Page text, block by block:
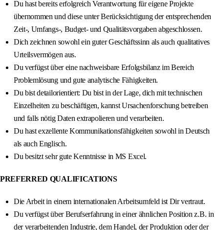
Du hast bereits erfolgreich Verantwortung für eigene Projekte
übernommen und diese unter Berücksichtigung der entsprechenden
Zeit-, Umfangs-, Budget- und Qualitätsvorgaben abgeschlossen.
Dich zeichnen sowohl ein guter Geschäftssinn als auch qualitatives
Urteilsvermögen aus.
Du verfügst über eine nachweisbare Erfolgsbilanz im Bereich
Problemlösung und gute analytische Fähigkeiten.
Du bist detailorientiert: Du bist in der Lage, dich mit technischen
Einzelheiten zu beschäftigen, kannst Ursachenforschung betreiben
und falls nötig Daten extrapolieren und verarbeiten.
Du hast exzellente Kommunikationsfähigkeiten sowohl in Deutsch
als auch Englisch.
Du besitzt sehr gute Kenntnisse in MS Excel.
PREFERRED QUALIFICATIONS
Die Arbeit in einem internationalen Arbeitsumfeld ist Dir vertraut.
Du verfügst über Berufserfahrung in einer ähnlichen Position z.B. in
der verarbeitenden Industrie, dem Handel, der Produktion oder der